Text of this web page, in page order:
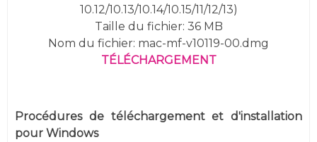
10.12/10.13/10.14/10.15/11/12/13)
Taille du fichier: 36 MB
Nom du fichier: mac-mf-v10119-00.dmg
TÉLÉCHARGEMENT
Procédures de téléchargement et d'installation
pour Windows